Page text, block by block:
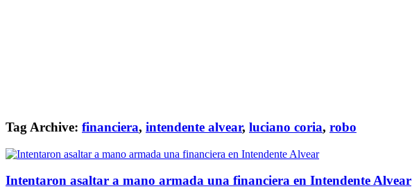
Tag Archive: financiera, intendente alvear, luciano coria, robo
Intentaron asaltar a mano armada una financiera en Intendente Alvear